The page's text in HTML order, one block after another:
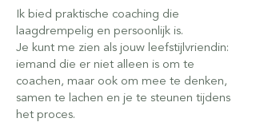
Ik bied praktische coaching die
laagdrempelig en persoonlijk is.
Je kunt me zien als jouw leefstijlvriendin:
iemand die er niet alleen is om te
coachen, maar ook om mee te denken,
samen te lachen en je te steunen tijdens
het proces.